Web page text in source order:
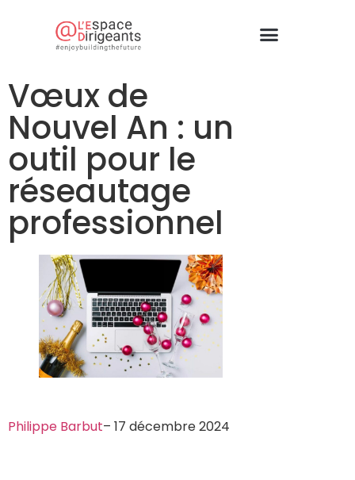
Vœux de
Nouvel An : un
outil pour le
réseautage
professionnel
Philippe Barbut– 17 décembre 2024